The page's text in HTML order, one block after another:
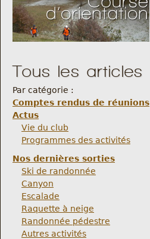
Tous les articles
Par catégorie :
Comptes rendus de réunions
Actus
Vie du club
Programmes des activités
Nos dernières sorties
Ski de randonnée
Canyon
Escalade
Raquette à neige
Randonnée pédestre
Autres activités